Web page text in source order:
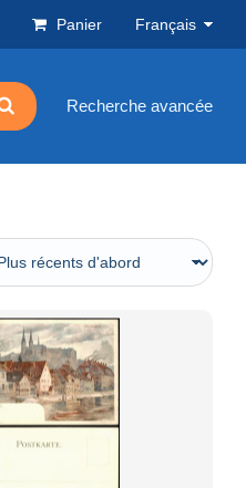
Panier Français
Recherche avancée